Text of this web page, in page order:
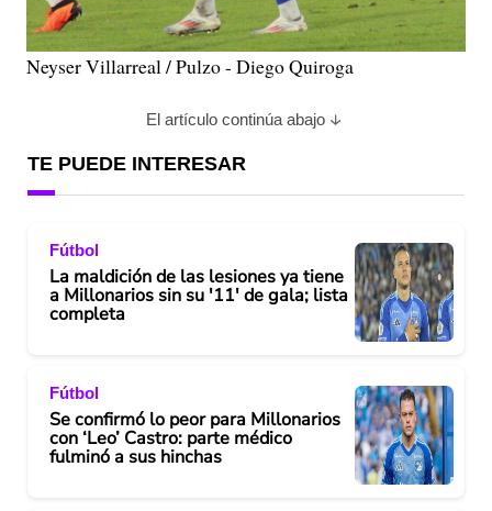
Neyser Villarreal / Pulzo - Diego Quiroga
El artículo continúa abajo
TE PUEDE INTERESAR
Fútbol
La maldición de las lesiones ya tiene
a Millonarios sin su '11' de gala; lista
completa
Fútbol
Se confirmó lo peor para Millonarios
con ‘Leo’ Castro: parte médico
fulminó a sus hinchas